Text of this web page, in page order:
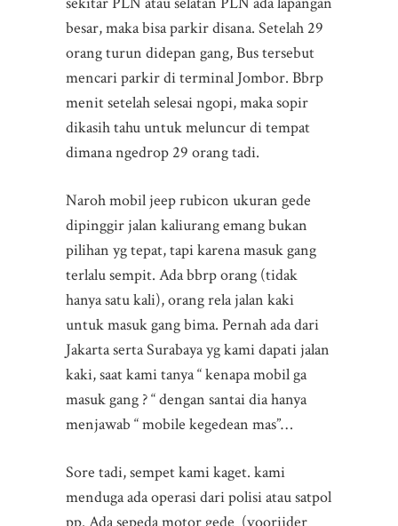
besar, maka bisa parkir disana. Setelah 29
orang turun didepan gang, Bus tersebut
mencari parkir di terminal Jombor. Bbrp
menit setelah selesai ngopi, maka sopir
dikasih tahu untuk meluncur di tempat
dimana ngedrop 29 orang tadi.
Naroh mobil jeep rubicon ukuran gede
dipinggir jalan kaliurang emang bukan
pilihan yg tepat, tapi karena masuk gang
terlalu sempit. Ada bbrp orang (tidak
hanya satu kali), orang rela jalan kaki
untuk masuk gang bima. Pernah ada dari
Jakarta serta Surabaya yg kami dapati jalan
kaki, saat kami tanya “ kenapa mobil ga
masuk gang ? “ dengan santai dia hanya
menjawab “ mobile kegedean mas”…
Sore tadi, sempet kami kaget. kami
menduga ada operasi dari polisi atau satpol